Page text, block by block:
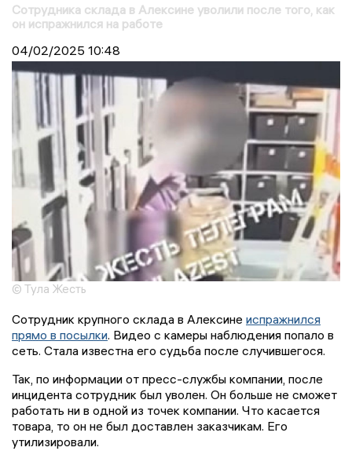
Сотрудника склада в Алексине уволили после того, как
он испражнился на работе
04/02/2025 10:48
© Тула Жесть
Сотрудник крупного склада в Алексине испражнился
прямо в посылки. Видео с камеры наблюдения попало в
сеть. Стала известна его судьба после случившегося.
Так, по информации от пресс-службы компании, после
инцидента сотрудник был уволен. Он больше не сможет
работать ни в одной из точек компании. Что касается
товара, то он не был доставлен заказчикам. Его
утилизировали.